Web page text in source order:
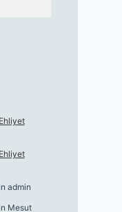
admin
Mesut